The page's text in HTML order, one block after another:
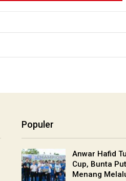
Populer
Anwar Hafid
Cup, Bunta
Menang